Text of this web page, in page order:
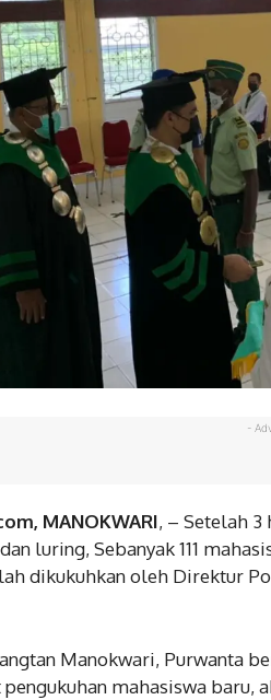
-
MANOKWARI, – Setelah
luring, Sebanyak 111
dikukuhkan oleh Direktur
Manokwari, Purwanta
mahasiswa baru,